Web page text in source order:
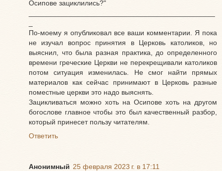
Осипове зациклились?"
По-моему я опубликовал все ваши комментарии. Я пока
не изучал вопрос принятия в Церковь католиков, но
выяснил, что была разная практика, до определенного
времени греческие Церкви не перекрещивали католиков
потом ситуация изменилась. Не смог найти прямых
материалов как сейчас принимают в Церковь разные
поместные церкви это надо выяснять.
Зацикливаться можно хоть на Осипове хоть на другом
богослове главное чтобы это был качественный разбор,
который принесет пользу читателям.
Ответить
Анонимный 25 февраля 2023 г. в 17:11